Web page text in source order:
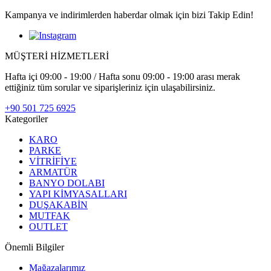
Kampanya ve indirimlerden haberdar olmak için bizi Takip Edin!
MÜŞTERİ HİZMETLERİ
Hafta içi 09:00 - 19:00 / Hafta sonu 09:00 - 19:00 arası merak
ettiğiniz tüm sorular ve siparişleriniz için ulaşabilirsiniz.
+90 501 725 6925
Kategoriler
KARO
PARKE
VİTRİFİYE
ARMATÜR
BANYO DOLABI
YAPI KİMYASALLARI
DUŞAKABİN
MUTFAK
OUTLET
Önemli Bilgiler
Mağazalarımız